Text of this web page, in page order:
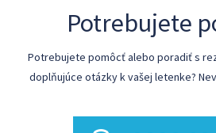
Potrebujete
Potrebujete pomôcť alebo poradiť s
doplňujúce otázky k vašej letenke?